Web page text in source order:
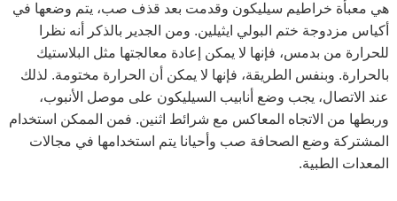
هي معبأة خراطيم سيليكون وقدمت بعد قذف صب، يتم وضعها في
أكياس مزدوجة ختم البولي ايثيلين. ومن الجدير بالذكر أنه نظرا
للحرارة من بدمس، فإنها لا يمكن إعادة معالجتها مثل البلاستيك
بالحرارة. وبنفس الطريقة، فإنها لا يمكن أن الحرارة مختومة. لذلك
عند الاتصال، يجب وضع أنابيب السيليكون على موصل الأنبوب،
وربطها من الاتجاه المعاكس مع شرائط اثنين. فمن الممكن استخدام
المشتركة وضع الصحافة صب وأحيانا يتم استخدامها في مجالات
المعدات الطبية.